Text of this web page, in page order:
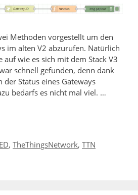
Methoden vorgestellt um den
im alten V2 abzurufen. Natürlich
auf wie es sich mit dem Stack V3
schnell gefunden, denn dank
der Status eines Gateways
bedarfs es nicht mal viel. …
, TheThingsNetwork, TTN